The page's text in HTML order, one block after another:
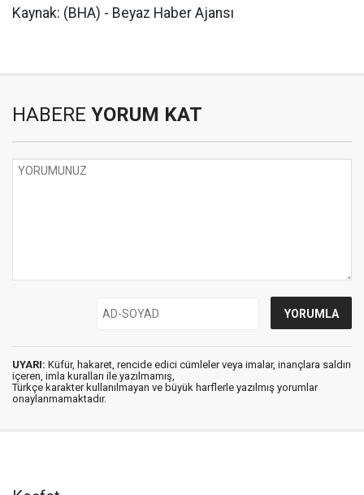
Kaynak: (BHA) - Beyaz Haber Ajansı
HABERE YORUM KAT
UYARI: Küfür, hakaret, rencide edici cümleler veya imalar, inançlara saldırı
içeren, imla kuralları ile yazılmamış,
Türkçe karakter kullanılmayan ve büyük harflerle yazılmış yorumlar
onaylanmamaktadır.